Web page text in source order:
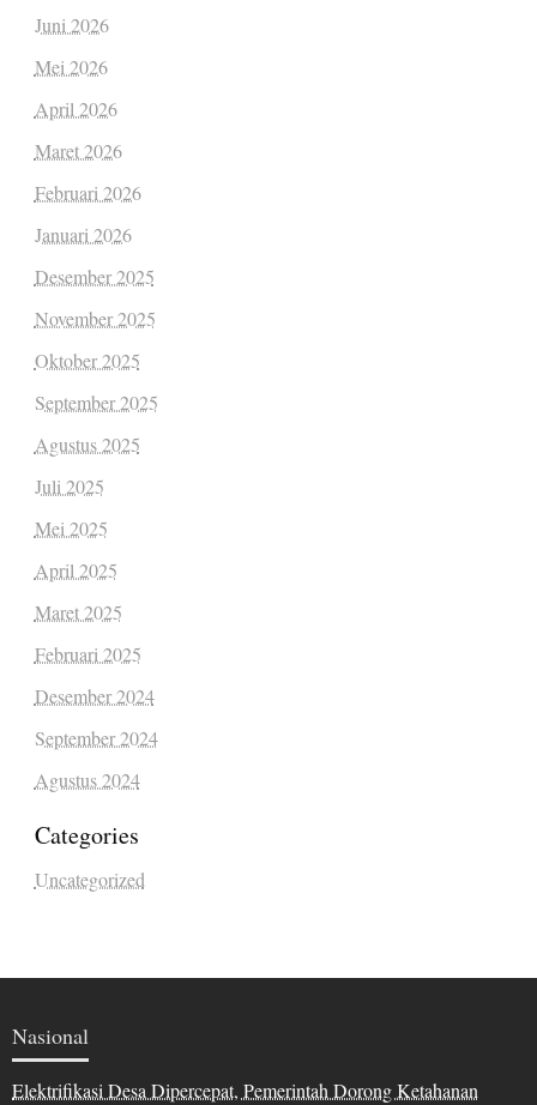
Juni 2026
Mei 2026
April 2026
Maret 2026
Februari 2026
Januari 2026
Desember 2025
November 2025
Oktober 2025
September 2025
Agustus 2025
Juli 2025
Mei 2025
April 2025
Maret 2025
Februari 2025
Desember 2024
September 2024
Agustus 2024
Categories
Uncategorized
Nasional
Elektrifikasi Desa Dipercepat, Pemerintah Dorong Ketahanan